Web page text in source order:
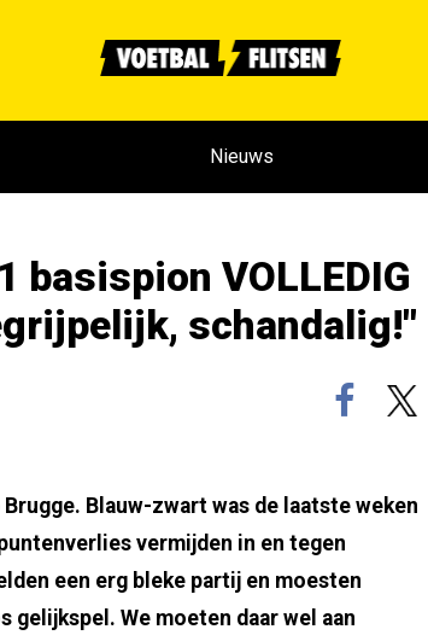
Nieuws
VOLLEDIG
schandalig!"
Blauw-zwart was de laatste weken
vermijden in en tegen
een erg bleke partij en moesten
We moeten daar wel aan